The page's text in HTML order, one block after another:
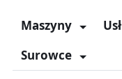
Maszyny
Surowce